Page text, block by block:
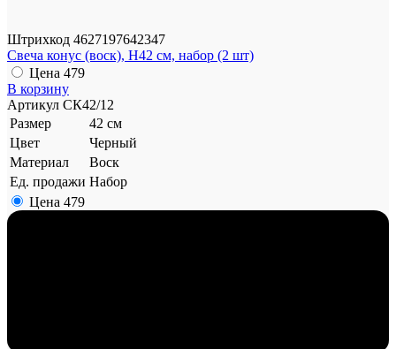
Штрихкод 4627197642347
Свеча конус (воск), H42 см, набор (2 шт)
Цена 479
В корзину
Артикул СК42/12
Размер
42 см
Цвет
Черный
Материал
Воск
Ед. продажи Набор
Цена 479